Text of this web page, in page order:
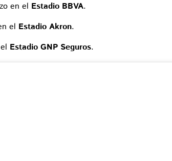
en el Estadio BBVA.
el Estadio Akron.
Estadio GNP Seguros.